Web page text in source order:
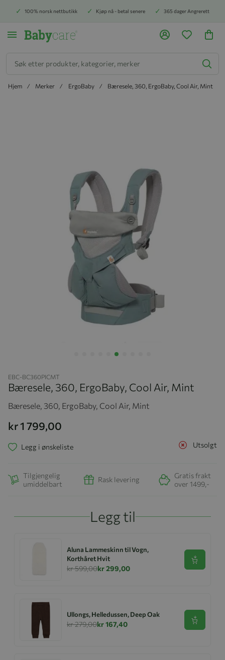
100% norsk nettbutikk Kjøp nå - betal senere 365 dager Angrerett
Hjem Merker ErgoBaby Bæresele, 360, ErgoBaby, Cool Air, Mint
EBC-BC360PICMT
Bæresele, 360, ErgoBaby, Cool Air, Mint
Bæresele, 360, ErgoBaby, Cool Air, Mint
kr 1 799,00
Utsolgt
Legg i ønskeliste
Tilgjengelig
umiddelbart
Rask levering
Gratis frakt
over 1499,-
Legg til
Aluna Lammeskinn til Vogn,
Korthåret Hvit
kr 599,00kr 299,00
Se
Ullongs, Helledussen, Deep Oak
kr 279,00kr 167,40 Se